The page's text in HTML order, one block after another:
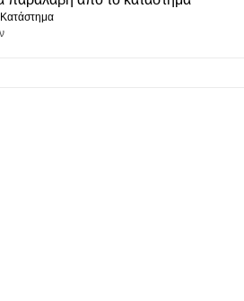
σας είναι